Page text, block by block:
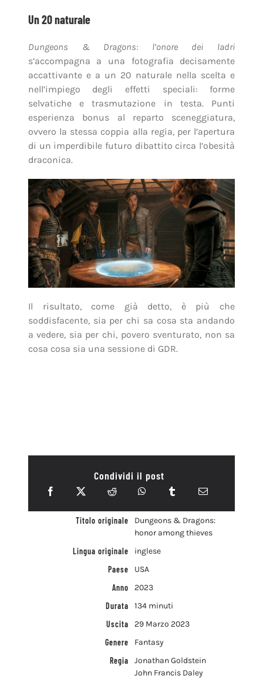
Un 20 naturale
Dungeons & Dragons: l’onore dei ladri
s’accompagna a una fotografia decisamente
accattivante e a un 20 naturale nella scelta e
nell’impiego degli effetti speciali: forme
selvatiche e trasmutazione in testa. Punti
esperienza bonus al reparto sceneggiatura,
ovvero la stessa coppia alla regia, per l’apertura
di un imperdibile futuro dibattito circa l’obesità
draconica.
Il risultato, come già detto, è più che
soddisfacente, sia per chi sa cosa sta andando
a vedere, sia per chi, povero sventurato, non sa
cosa cosa sia una sessione di GDR.
Condividi il post
Titolo originale
Dungeons & Dragons:
honor among thieves
Lingua originale
inglese
Paese
USA
Anno
2023
Durata
134 minuti
Uscita
29 Marzo 2023
Genere
Fantasy
Regia
Jonathan Goldstein
John Francis Daley